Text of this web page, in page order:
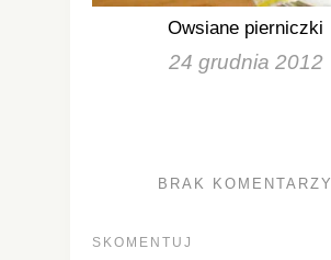
Owsiane pierniczki
24 grudnia 2012
BRAK KOMENTARZY
SKOMENTUJ